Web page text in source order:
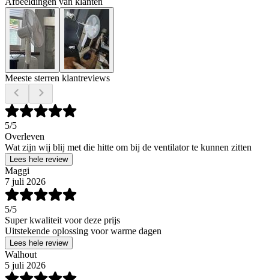
Meeste sterren klantreviews
5/5
Overleven
Wat zijn wij blij met die hitte om bij de ventilator te kunnen zitten
Lees hele review
Maggi
7 juli 2026
5/5
Super kwaliteit voor deze prijs
Uitstekende oplossing voor warme dagen
Lees hele review
Walhout
5 juli 2026